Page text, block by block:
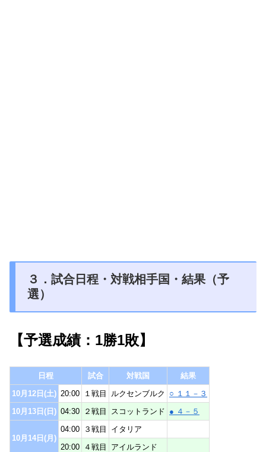
３．試合日程・対戦相手国・結果（予
選）
【予選成績：1勝1敗】
日程 試合 対戦国
結果
10月12日(土) 20:00 １戦目 ルクセンブルク
○ １１－３
10月13日(日) 04:30 ２戦目 スコットランド ● ４－５
10月14日(月)
04:00 ３戦目
イタリア
20:00
４戦目
アイルランド